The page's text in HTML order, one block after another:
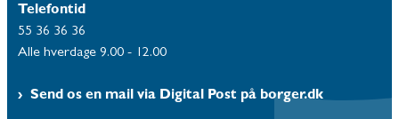
Telefontid
55 36 36 36
Alle hverdage 9.00 - 12.00
Send os en mail via Digital Post på borger.dk